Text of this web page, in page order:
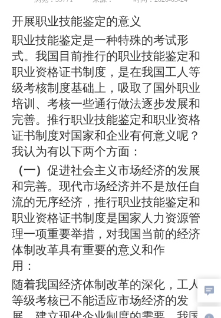
开展职业技能鉴定的意义
职业技能鉴定是一种特殊的考试形
式。我国目前推行的职业技能鉴定和
职业资格证书制度，是在我国工人等
级考核制度基础上，吸取了国外职业
培训、考核一些通行做法逐步发展和
完善。推行职业技能鉴定和职业资格
证书制度对国家和企业有何意义呢？
我认为有以下两个方面：
（一） 促进社会主义市场经济的发展
和完善。现代市场经济并不是放任自
流的无序经济，推行职业技能鉴定和
职业资格证书制度是国家人力资源管
理一项重要举措，对我国当前的经济
体制改革具有重要的意义和作
用：
随着我国经济体制改革的深化，工人
等级考核已不能适应市场经济的发
(4)联系电话：13230171849（微信同号）
联系人：张处长办公电话：0311 8387 5413
请家长和学生注意：凡是已经向学校其他老师咨
询、留下学生有关资料的，继续联系你原咨询的老
师，请不要再浪费宝贵时间。